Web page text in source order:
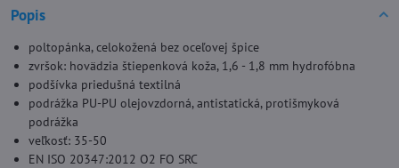
Popis
poltopánka, celokožená bez oceľovej špice
zvršok: hovädzia štiepenková koža, 1,6 - 1,8 mm hydrofóbna
podšívka priedušná textilná
podrážka PU-PU olejovzdorná, antistatická, protišmyková
podrážka
veľkosť: 35-50
EN ISO 20347:2012 O2 FO SRC